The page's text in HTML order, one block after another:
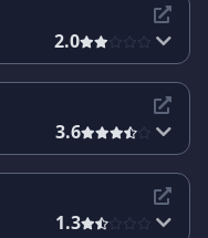
2.0
3.6
1.3